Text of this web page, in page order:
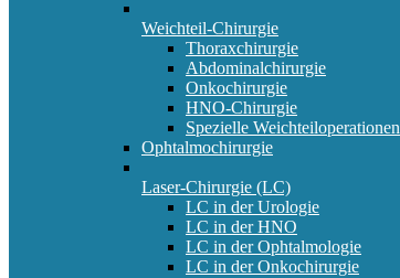
Weichteil-Chirurgie
Thoraxchirurgie
Abdominalchirurgie
Onkochirurgie
HNO-Chirurgie
Spezielle Weichteiloperationen
Ophtalmochirurgie
Laser-Chirurgie (LC)
LC in der Urologie
LC in der HNO
LC in der Ophtalmologie
LC in der Onkochirurgie